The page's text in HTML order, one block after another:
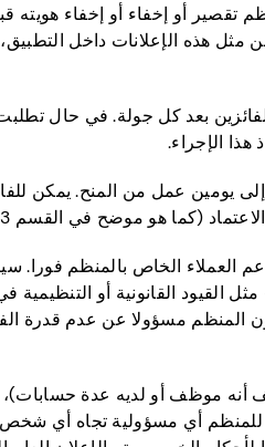
أو إخفاء أو إخفاء هويته
مثل هذه الإعلانات داخل
بعد كل جولة. في حال
الإجراء.
يومين عمل من المنح. يمكن
تسليمها بعد إتمام تلك العملية بنجاح.
العملاء الخاص بالمنظم فورا.
القانونية أو التنظيمية
المنظم مسؤولا عن عدم قدرة
أنه موظف أو لديه عدة
للمنظم أي مسؤولية تجاه أي